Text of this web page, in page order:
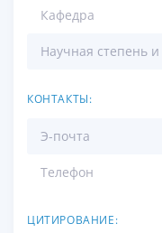
Кафедра
Научная степень
КОНТАКТЫ:
Э-почта
Телефон
ЦИТИРОВАНИЕ: